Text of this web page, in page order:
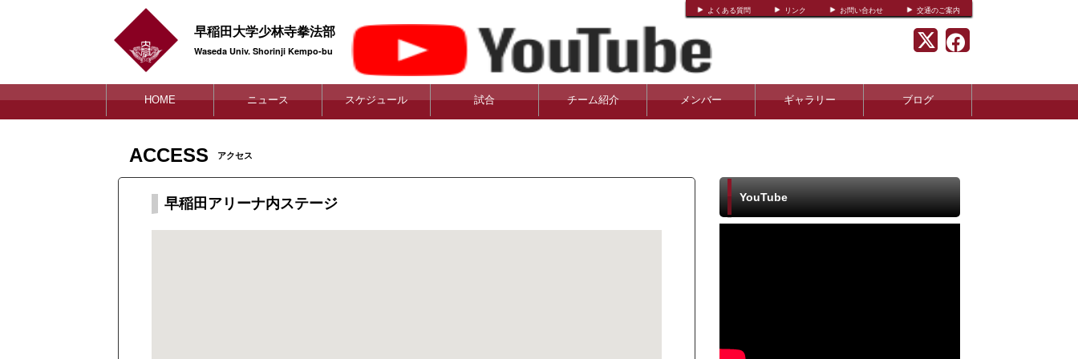
よくある質問 リンク お問い合わせ 交通のご案内
早稲田大学少林寺拳法部
Waseda Univ. Shorinji Kempo-bu
HOME ニュース スケジュール 試合 チーム紹介 メンバー ギャラリー ブログ
ACCESS アクセス
早稲田アリーナ内ステージ YouTube